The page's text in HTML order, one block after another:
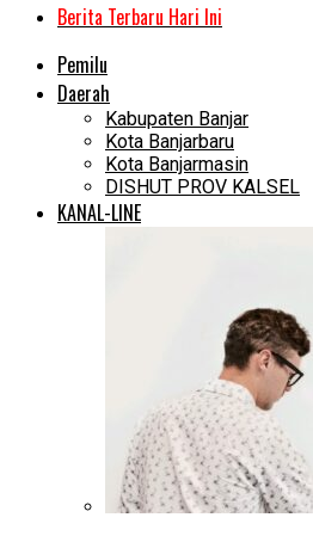
Berita Terbaru Hari Ini
Pemilu
Daerah
Kabupaten Banjar
Kota Banjarbaru
Kota Banjarmasin
DISHUT PROV KALSEL
KANAL-LINE